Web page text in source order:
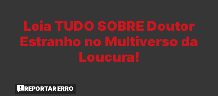
Leia TUDO SOBRE Doutor
Estranho no Multiverso da
Loucura!
REPORTAR ERRO